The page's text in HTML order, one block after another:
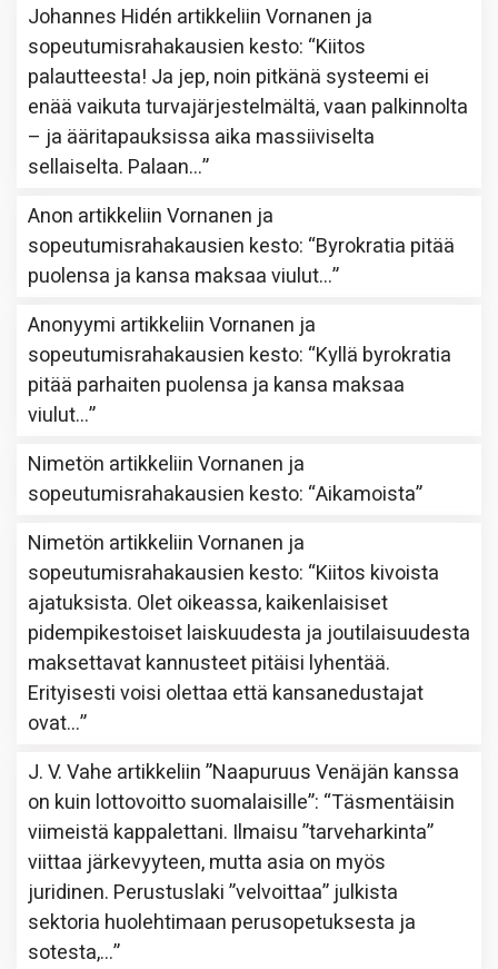
Johannes Hidén artikkeliinVornanen ja
sopeutumisrahakausien kesto: “Kiitos
palautteesta! Ja jep, noin pitkänä systeemi ei
enää vaikuta turvajärjestelmältä, vaan palkinnolta
– ja ääritapauksissa aika massiiviselta
sellaiselta. Palaan…”
Anon artikkeliinVornanen ja
sopeutumisrahakausien kesto: “Byrokratia pitää
puolensa ja kansa maksaa viulut…”
Anonyymi artikkeliinVornanen ja
sopeutumisrahakausien kesto: “Kyllä byrokratia
pitää parhaiten puolensa ja kansa maksaa
viulut…”
Nimetön artikkeliinVornanen ja
sopeutumisrahakausien kesto: “Aikamoista”
Nimetön artikkeliinVornanen ja
sopeutumisrahakausien kesto: “Kiitos kivoista
ajatuksista. Olet oikeassa, kaikenlaisiset
pidempikestoiset laiskuudesta ja joutilaisuudesta
maksettavat kannusteet pitäisi lyhentää.
Erityisesti voisi olettaa että kansanedustajat
ovat…”
J. V. Vahe artikkeliin”Naapuruus Venäjän kanssa
on kuin lottovoitto suomalaisille”: “Täsmentäisin
viimeistä kappalettani. Ilmaisu ”tarveharkinta”
viittaa järkevyyteen, mutta asia on myös
juridinen. Perustuslaki ”velvoittaa” julkista
sektoria huolehtimaan perusopetuksesta ja
sotesta,…”